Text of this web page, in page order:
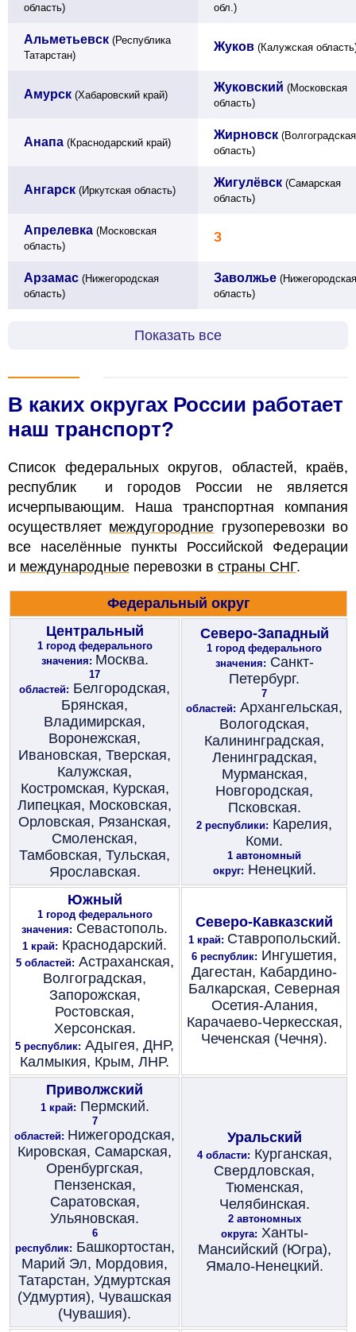
область) обл.)
Альметьевск (Республика
Татарстан)
Жуков (Калужская
Амурск (Хабаровский край)
Жуковский (Московская
область)
Анапа (Краснодарский край)
Жирновск (Волгоградская
область)
Ангарск (Иркутская область)
Жигулёвск (Самарская
область)
Апрелевка (Московская
область)
З
Арзамас (Нижегородская
область)
Заволжье (Нижегородская
область)
Показать все
В каких округах России работает
наш транспорт?
Список федеральных округов, областей, краёв,
республик и городов России не является
исчерпывающим. Наша транспортная компания
осуществляет междугородние грузоперевозки во
все населённые пункты Российской Федерации
и международные перевозки в страны СНГ.
Федеральный округ
Центральный
1 город федерального
значения: Москва.
17
областей: Белгородская,
Брянская,
Владимирская,
Воронежская,
Ивановская, Тверская,
Калужская,
Костромская, Курская,
Липецкая, Московская,
Орловская, Рязанская,
Смоленская,
Тамбовская, Тульская,
Ярославская.
Северо-Западный
1 город федерального
значения: Санкт-
Петербург.
7
областей: Архангельская,
Вологодская,
Калининградская,
Ленинградская,
Мурманская,
Новгородская,
Псковская.
2 республики: Карелия,
Коми.
1 автономный
округ: Ненецкий.
Южный
1 город федерального
значения: Севастополь.
1 край: Краснодарский.
5 областей: Астраханская,
Волгоградская,
Запорожская,
Ростовская,
Херсонская.
5 республик: Адыгея, ДНР,
Калмыкия, Крым, ЛНР.
Северо-Кавказский
1 край: Ставропольский.
6 республик: Ингушетия,
Дагестан, Кабардино-
Балкарская, Северная
Осетия-Алания,
Карачаево-Черкесская,
Чеченская (Чечня).
Приволжский
1 край: Пермский.
7
областей: Нижегородская,
Кировская, Самарская,
Оренбургская,
Пензенская,
Саратовская,
Ульяновская.
6
республик: Башкортостан,
Марий Эл, Мордовия,
Татарстан, Удмуртская
(Удмуртия), Чувашская
(Чувашия).
Уральский
4 области: Курганская,
Свердловская,
Тюменская,
Челябинская.
2 автономных
округа: Ханты-
Мансийский (Югра),
Ямало-Ненецкий.